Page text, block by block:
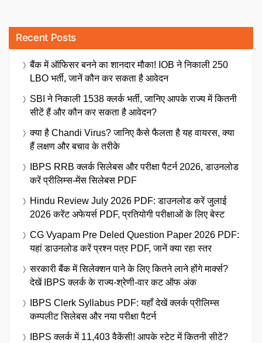
Recent Posts
बैंक में ऑफिसर बनने का शानदार मौका! IOB ने निकाली 250
LBO भर्ती, जानें कौन कर सकता है आवेदन
SBI ने निकाली 1538 क्लर्क भर्ती, जानिए आपके राज्य में कितनी
सीटें हैं और कौन कर सकता है आवेदन?
क्या है Chandi Virus? जानिए कैसे फैलता है यह वायरस, क्या
हैं लक्षण और बचाव के तरीके
IBPS RRB क्लर्क सिलेबस और परीक्षा पैटर्न 2026, डाउनलोड
करें प्रीलिम्स-मेंस सिलेबस PDF
Hindu Review July 2026 PDF: डाउनलोड करें जुलाई
2026 करेंट अफेयर्स PDF, प्रतियोगी परीक्षाओं के लिए बेस्ट
CG Vyapam Pre Deled Question Paper 2026 PDF:
यहां डाउनलोड करें प्रश्न पत्र PDF, जानें क्या रहा स्तर
सरकारी बैंक में सिलेक्शन पाने के लिए कितने लाने होंगे मार्क्स?
देखें IBPS क्लर्क के राज्य-श्रेणी-वार कट ऑफ अंक
IBPS Clerk Syllabus PDF: यहाँ देखें क्लर्क प्रीलिम्स
कम्पलीट सिलेबस और नया परीक्षा पैटर्न
IBPS क्लर्क में 11,403 वैकेंसी! आपके स्टेट में कितनी सीटें?